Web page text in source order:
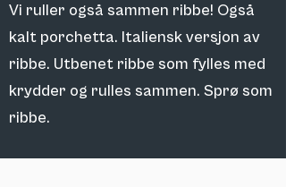
Vi ruller også sammen ribbe! Også
kalt porchetta. Italiensk versjon av
ribbe. Utbenet ribbe som fylles med
krydder og rulles sammen. Sprø som
ribbe.